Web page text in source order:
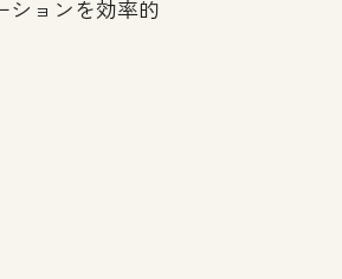
ションを効率的